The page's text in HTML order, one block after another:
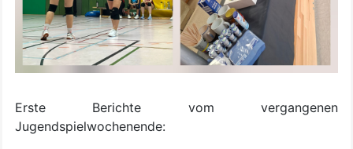
Erste Berichte vom vergangenen
Jugendspielwochenende: